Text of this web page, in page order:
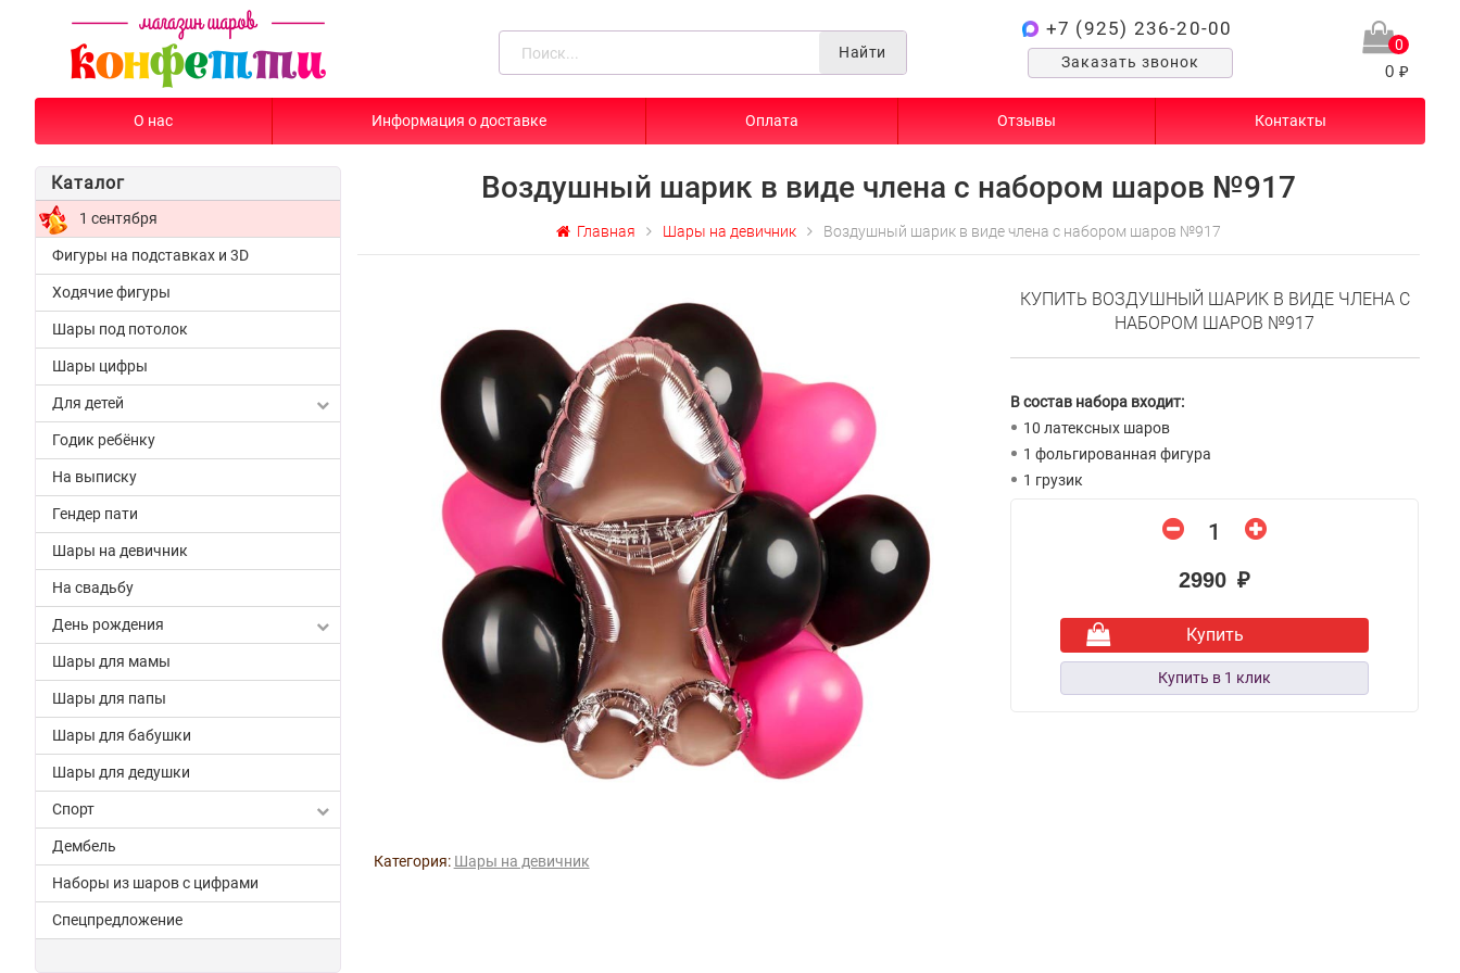
Найти
+7 (925) 236-20-00
Заказать звонок
0
0 ₽
О нас Информация о доставке Оплата Отзывы Контакты
Каталог
1 сентября
Фигуры на подставках и 3D
Ходячие фигуры
Шары под потолок
Шары цифры
Для детей
Годик ребёнку
На выписку
Гендер пати
Шары на девичник
На свадьбу
День рождения
Шары для мамы
Шары для папы
Шары для бабушки
Шары для дедушки
Спорт
Дембель
Наборы из шаров с цифрами
Спецпредложение
Воздушный шарик в виде члена с набором шаров №917
Главная Шары на девичник Воздушный шарик в виде члена с набором шаров №917
Категория: Шары на девичник
КУПИТЬ ВОЗДУШНЫЙ ШАРИК В ВИДЕ ЧЛЕНА С
НАБОРОМ ШАРОВ №917
В состав набора входит:
10 латексных шаров
1 фольгированная фигура
1 грузик
2990 ₽
Купить